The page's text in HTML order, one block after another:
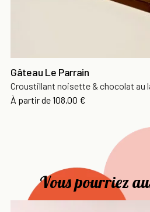
Gâteau Le Parrain
Croustillant noisette & chocolat au
À partir dePrix
108,00 €
Vous pourriez